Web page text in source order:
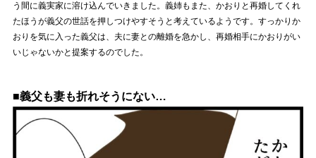
う間に義実家に溶け込んでいきました。義姉もまた、かおりと再婚してくれ
たほうが義父の世話を押しつけやすそうと考えているようです。すっかりか
おりを気に入った義父は、夫に妻との離婚を急かし、再婚相手にかおりがい
いじゃないかと提案するのでした。
■義父も妻も折れそうにない…